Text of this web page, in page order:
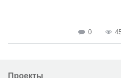
0
Проекты